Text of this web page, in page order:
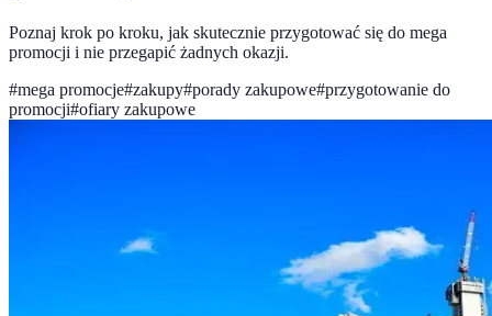
Poznaj krok po kroku, jak skutecznie przygotować się do mega
promocji i nie przegapić żadnych okazji.
#mega promocje#zakupy#porady zakupowe#przygotowanie do
promocji#ofiary zakupowe